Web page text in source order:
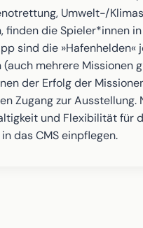
Umwelt-/
die Spieler*innen
sind die
mehrere Missionen
der Erfolg der
Zugang zur Ausstellung.
und Flexibilität für
das CMS einpflegen.